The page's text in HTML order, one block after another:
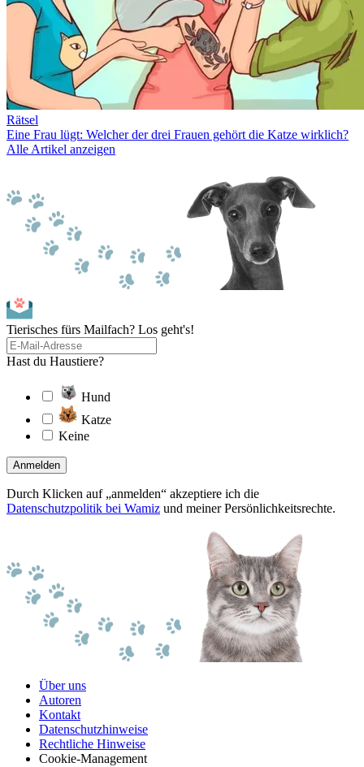
Rätsel
Eine Frau lügt: Welcher der drei Frauen gehört die Katze wirklich?
Alle Artikel anzeigen
Tierisches fürs Mailfach? Los geht's!
Hast du Haustiere?
Hund
Katze
Keine
Anmelden
Durch Klicken auf „anmelden“ akzeptiere ich die
Datenschutzpolitik bei Wamiz und meiner Persönlichkeitsrechte.
Über uns
Autoren
Kontakt
Datenschutzhinweise
Rechtliche Hinweise
Cookie-Management